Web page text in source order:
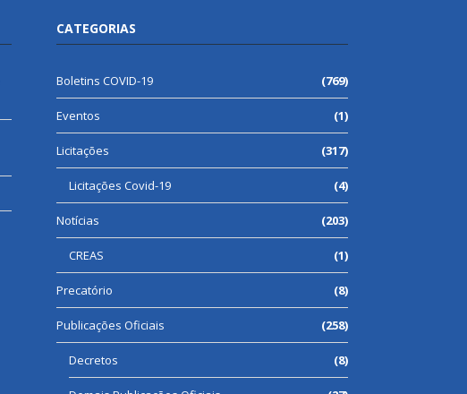
CATEGORIAS
Boletins COVID-19 (769)
Eventos (1)
Licitações (317)
Licitações Covid-19 (4)
Notícias (203)
CREAS (1)
Precatório (8)
Publicações Oficiais (258)
Decretos (8)